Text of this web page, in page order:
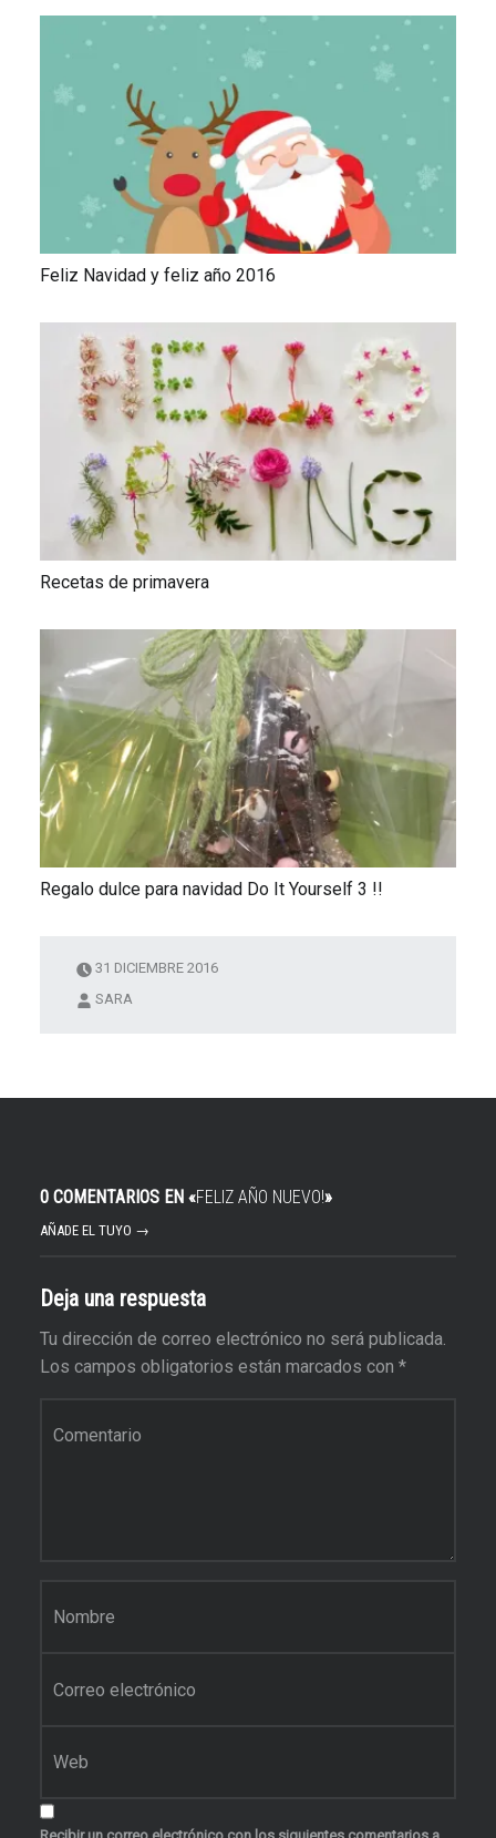
Feliz Navidad y feliz año 2016
Recetas de primavera
Regalo dulce para navidad Do It Yourself 3 !!
31 DICIEMBRE 2016
SARA
0 COMENTARIOS EN «FELIZ AÑO NUEVO!»
AÑADE EL TUYO →
Deja una respuesta
Tu dirección de correo electrónico no será publicada.
Los campos obligatorios están marcados con *